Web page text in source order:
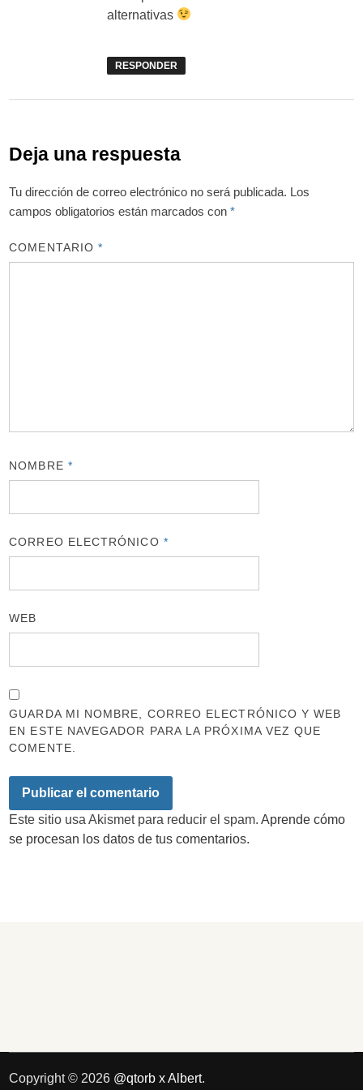
alternativas
RESPONDER
Deja una respuesta
Tu dirección de correo electrónico no será publicada. Los
campos obligatorios están marcados con*
COMENTARIO*
NOMBRE *
CORREO ELECTRÓNICO *
WEB
GUARDA MI NOMBRE, CORREO ELECTRÓNICO Y WEB
EN ESTE NAVEGADOR PARA LA PRÓXIMA VEZ QUE
COMENTE.
Este sitio usa Akismet para reducir el spam.Aprende cómo
se procesan los datos de tus comentarios.
Copyright © 2026 @qtorb x Albert.